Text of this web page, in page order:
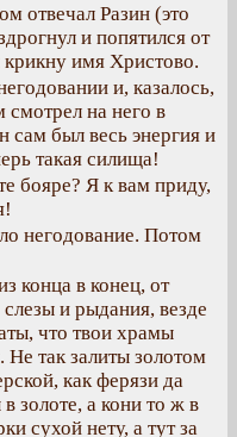
отвечал Разин (это
и попятился от
имя Христово.
и, казалось,
на него в
сам был весь энергия и
такая силища!
Я к вам приду,
негодование. Потом
конца в конец, от
и рыдания, везде
что твои храмы
так залиты золотом
как ферязи да
золоте, а кони то ж в
сухой нету, а тут за